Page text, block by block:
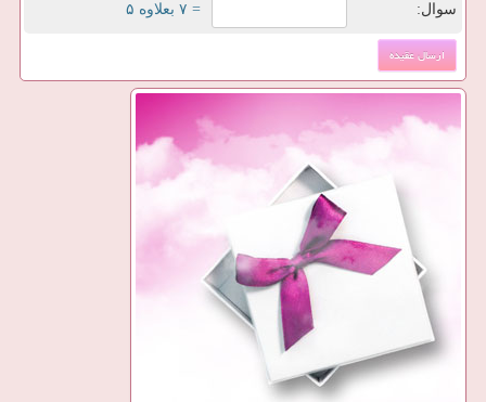
سوال: = ۷ بعلاوه ۵